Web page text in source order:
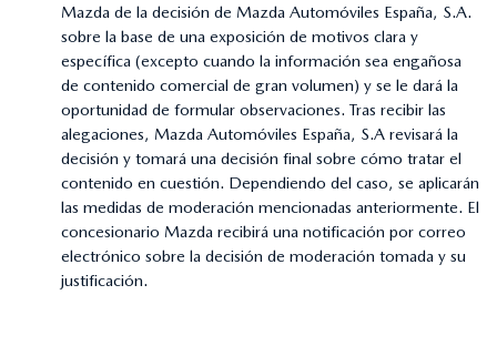
Mazda de la decisión de Mazda Automóviles España, S.A.
sobre la base de una exposición de motivos clara y
específica (excepto cuando la información sea engañosa
de contenido comercial de gran volumen) y se le dará la
oportunidad de formular observaciones. Tras recibir las
alegaciones, Mazda Automóviles España, S.A revisará la
decisión y tomará una decisión final sobre cómo tratar el
contenido en cuestión. Dependiendo del caso, se aplicarán
las medidas de moderación mencionadas anteriormente. El
concesionario Mazda recibirá una notificación por correo
electrónico sobre la decisión de moderación tomada y su
justificación.